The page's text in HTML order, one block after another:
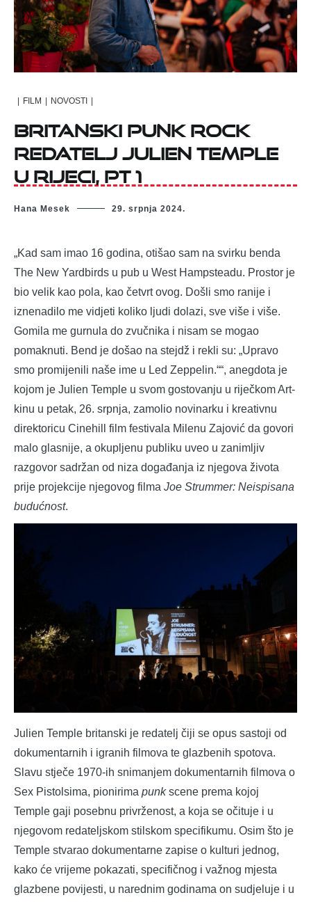
| FILM | NOVOSTI |
Britanski punk rock
redatelj Julien Temple
u Rijeci, pt 1
Hana Mesek 29. srpnja 2024.
„Kad sam imao 16 godina, otišao sam na svirku benda
The New Yardbirds u pub u West Hampsteadu. Prostor je
bio velik kao pola, kao četvrt ovog. Došli smo ranije i
iznenadilo me vidjeti koliko ljudi dolazi, sve više i više.
Gomila me gurnula do zvučnika i nisam se mogao
pomaknuti. Bend je došao na stejdž i rekli su: „Upravo
smo promijenili naše ime u Led Zeppelin.““, anegdota je
kojom je Julien Temple u svom gostovanju u riječkom Art-
kinu u petak, 26. srpnja, zamolio novinarku i kreativnu
direktoricu Cinehill film festivala Milenu Zajović da govori
malo glasnije, a okupljenu publiku uveo u zanimljiv
razgovor sadržan od niza događanja iz njegova života
prije projekcije njegovog filma Joe Strummer: Neispisana
budućnost.
Julien Temple britanski je redatelj čiji se opus sastoji od
dokumentarnih i igranih filmova te glazbenih spotova.
Slavu stječe 1970-ih snimanjem dokumentarnih filmova o
Sex Pistolsima, pionirima punkscene prema kojoj
Temple gaji posebnu privrženost, a koja se očituje i u
njegovom redateljskom stilskom specifikumu. Osim što je
Temple stvarao dokumentarne zapise o kulturi jednog,
kako će vrijeme pokazati, specifičnog i važnog mjesta
glazbene povijesti, u narednim godinama on sudjeluje i u